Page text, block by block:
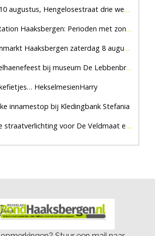
Hengelosestraat drie weken dicht voor doorgaand verkeer
Haaksbergen: Perioden met zon en droog
Haaksbergen zaterdag 8 augustus, marktplein Haaksbergen
bij museum De Lebbenbrugge
HekselmesienHarry
innamestop bij Kledingbank Stefania
voor De Veldmaat en De Pas